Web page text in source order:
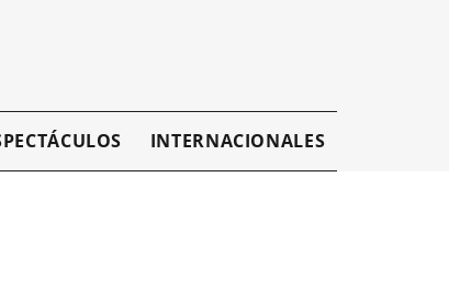
INTERNACIONALES